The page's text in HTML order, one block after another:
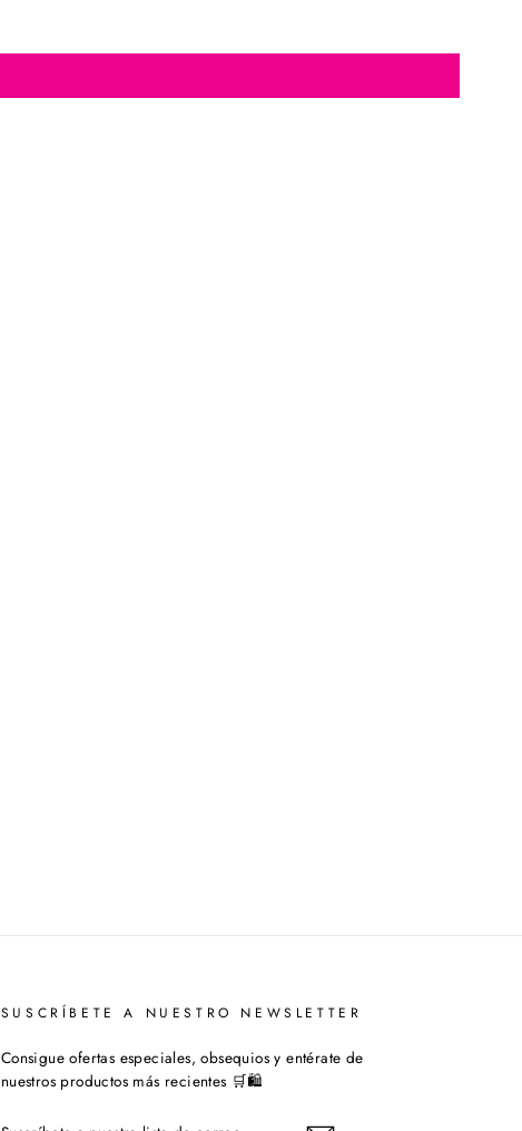
SUSCRÍBETE A NUESTRO NEWSLETTER
Consigue ofertas especiales, obsequios y entérate de
nuestros productos más recientes 🛒🛍️